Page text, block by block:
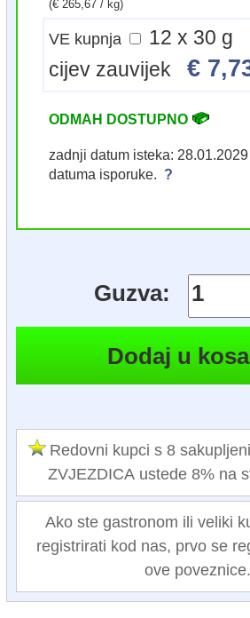
(€ 265,67 / kg)
VE kupnja
12 x 30 g
cijev zauvijek€
ODMAH DOSTUPNO
zadnji datum isteka:
datuma isporuke. ?
Guzva:
Redovni kupci s 8
ZVJEZDICA ustede 8% na
Ako ste gastronom ili veliki
registrirati kod nas, prvo se
ove poveznice.